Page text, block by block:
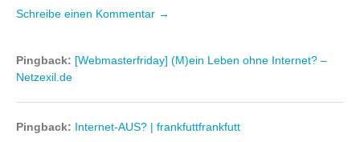
Schreibe einen Kommentar →
Pingback: [Webmasterfriday] (M)ein Leben ohne Internet? –
Netzexil.de
Pingback: Internet-AUS? | frankfuttfrankfutt